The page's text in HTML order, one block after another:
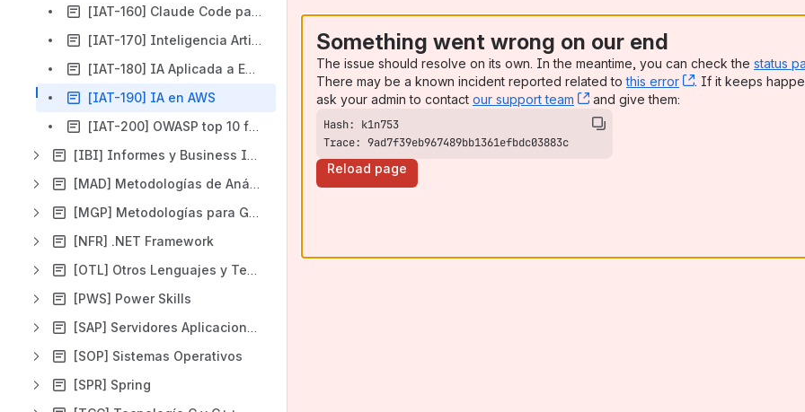
[IAT-160] Claude Code para desarrollo de software
[IAT-170] Inteligencia Artificial Aplicada a Proyectos Java
[IAT-180] IA Aplicada a Entornos de Pruebas y Soporte
[IAT-190] IA en AWS
[IAT-200] OWASP top 10 for LLMs
[IBI] Informes y Business Intelligence
[MAD] Metodologías de Análisis y Diseño
[MGP] Metodologías para Gestión de Proyectos
[NFR] .NET Framework
[OTL] Otros Lenguajes y Tendencias
[PWS] Power Skills
[SAP] Servidores Aplicaciones
[SOP] Sistemas Operativos
[SPR] Spring
Something went wrong on our end
The issue should resolve on its own. In the meantime, you can check the status
There may be a known incident reported related tothis error , (opens new
. If it keeps
ask your admin to contact our support team , (opens new window)
and give them:
Trace: 9ad7f39eb967489bb1361efbdc03883c
Reload page